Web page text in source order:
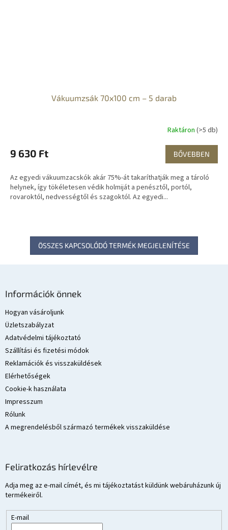
Vákuumzsák 70x100 cm – 5 darab
Raktáron (>5 db)
9 630 Ft BŐVEBBEN
Az egyedi vákuumzacskók akár 75%-át takaríthatják meg a tároló
helynek, így tökéletesen védik holmiját a penésztől, portól,
rovaroktól, nedvességtől és szagoktól. Az egyedi...
ÖSSZES KAPCSOLÓDÓ TERMÉK MEGJELENÍTÉSE
Információk önnek
Hogyan vásároljunk
Üzletszabályzat
Adatvédelmi tájékoztató
Szállítási és fizetési módok
Reklamációk és visszaküldések
Elérhetőségek
Cookie-k használata
Impresszum
Rólunk
A megrendelésből származó termékek visszaküldése
Feliratkozás hírlevélre
Adja meg az e-mail címét, és mi tájékoztatást küldünk webáruházunk új
termékeiről.
E-mail